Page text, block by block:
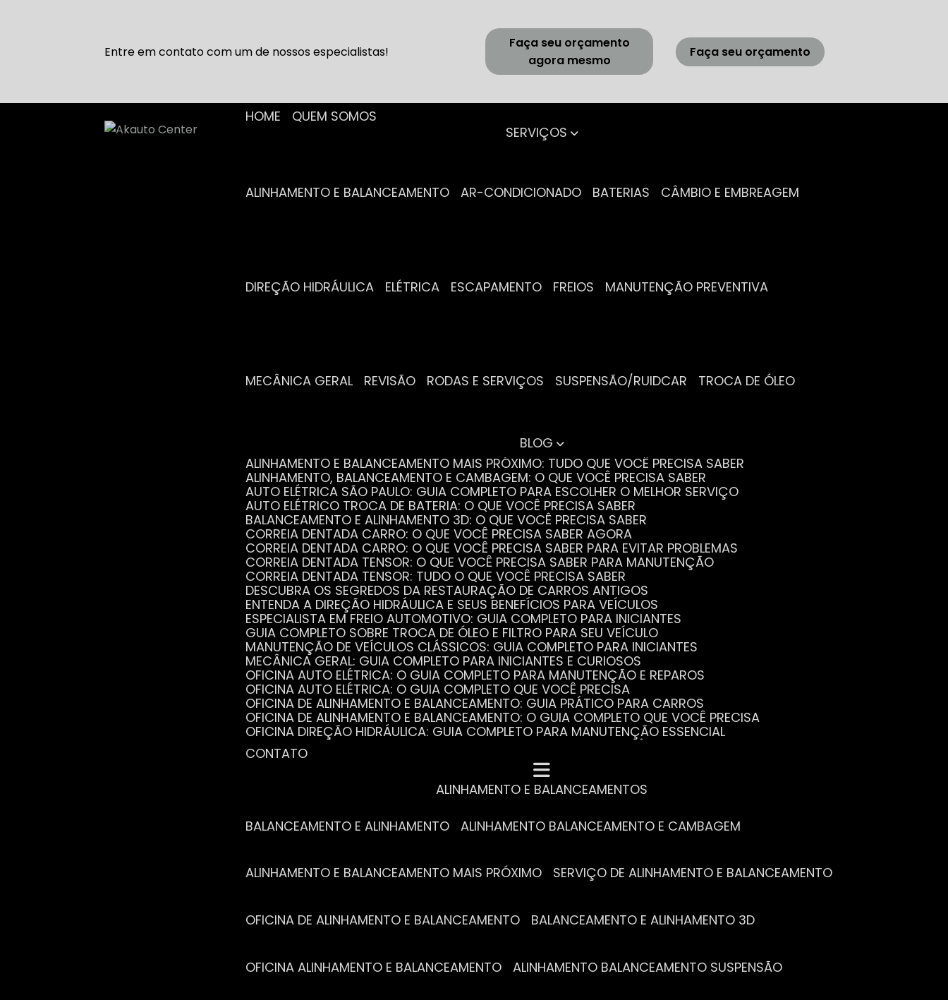
Entre em contato com um de nossos especialistas!
Faça seu orçamento
agora mesmo
Faça seu orçamento
HOME
QUEM SOMOS
SERVIÇOS
ALINHAMENTO E BALANCEAMENTO AR-CONDICIONADO BATERIAS CÂMBIO E EMBREAGEM
DIREÇÃO HIDRÁULICA ELÉTRICA ESCAPAMENTO FREIOS MANUTENÇÃO PREVENTIVA
MECÂNICA GERAL REVISÃO RODAS E SERVIÇOS SUSPENSÃO/RUIDCAR TROCA DE ÓLEO
BLOG
ALINHAMENTO E BALANCEAMENTO MAIS PRÓXIMO: TUDO QUE VOCÊ PRECISA SABER
ALINHAMENTO, BALANCEAMENTO E CAMBAGEM: O QUE VOCÊ PRECISA SABER
AUTO ELÉTRICA SÃO PAULO: GUIA COMPLETO PARA ESCOLHER O MELHOR SERVIÇO
AUTO ELÉTRICO TROCA DE BATERIA: O QUE VOCÊ PRECISA SABER
BALANCEAMENTO E ALINHAMENTO 3D: O QUE VOCÊ PRECISA SABER
CORREIA DENTADA CARRO: O QUE VOCÊ PRECISA SABER AGORA
CORREIA DENTADA CARRO: O QUE VOCÊ PRECISA SABER PARA EVITAR PROBLEMAS
CORREIA DENTADA TENSOR: O QUE VOCÊ PRECISA SABER PARA MANUTENÇÃO
CORREIA DENTADA TENSOR: TUDO O QUE VOCÊ PRECISA SABER
DESCUBRA OS SEGREDOS DA RESTAURAÇÃO DE CARROS ANTIGOS
ENTENDA A DIREÇÃO HIDRÁULICA E SEUS BENEFÍCIOS PARA VEÍCULOS
ESPECIALISTA EM FREIO AUTOMOTIVO: GUIA COMPLETO PARA INICIANTES
GUIA COMPLETO SOBRE TROCA DE ÓLEO E FILTRO PARA SEU VEÍCULO
MANUTENÇÃO DE VEÍCULOS CLÁSSICOS: GUIA COMPLETO PARA INICIANTES
MECÂNICA GERAL: GUIA COMPLETO PARA INICIANTES E CURIOSOS
OFICINA AUTO ELÉTRICA: O GUIA COMPLETO PARA MANUTENÇÃO E REPAROS
OFICINA AUTO ELÉTRICA: O GUIA COMPLETO QUE VOCÊ PRECISA
OFICINA DE ALINHAMENTO E BALANCEAMENTO: GUIA PRÁTICO PARA CARROS
OFICINA DE ALINHAMENTO E BALANCEAMENTO: O GUIA COMPLETO QUE VOCÊ PRECISA
OFICINA DIREÇÃO HIDRÁULICA: GUIA COMPLETO PARA MANUTENÇÃO ESSENCIAL
OFICINA MECÂNICA COMPLETA PARA BLINDADOS: TUDO QUE VOCÊ PRECISA SABER
POR QUE A REVISÃO AUTOMOTIVA É ESSENCIAL PARA O DESEMPENHO DO SEU CARRO
SERVIÇO DE ALINHAMENTO E BALANCEAMENTO: O QUE VOCÊ PRECISA SABER
VANTAGENS ESSENCIAIS DA TROCA DE ÓLEO PARA A SAÚDE DO SEU CARRO
CONTATO
ALINHAMENTO E BALANCEAMENTOS
BALANCEAMENTO E ALINHAMENTO ALINHAMENTO BALANCEAMENTO E CAMBAGEM
ALINHAMENTO E BALANCEAMENTO MAIS PRÓXIMO SERVIÇO DE ALINHAMENTO E BALANCEAMENTO
OFICINA DE ALINHAMENTO E BALANCEAMENTO BALANCEAMENTO E ALINHAMENTO 3D
OFICINA ALINHAMENTO E BALANCEAMENTO ALINHAMENTO BALANCEAMENTO SUSPENSÃO